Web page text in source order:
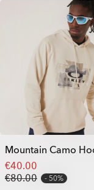
Mountain Camo
€40.00
€80.00
50%